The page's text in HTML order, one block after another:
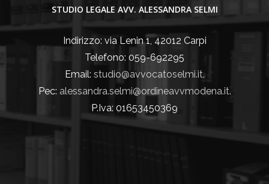
STUDIO LEGALE AVV. ALESSANDRA SELMI
Indirizzo: via Lenin 1, 42012 Carpi
Telefono: 059-692295
Email: studio@avvocatoselmi.it.
Pec: alessandra.selmi@ordineavvmodena.it.
P.Iva: 01653450369